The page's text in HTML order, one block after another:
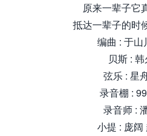
原来一辈子它
抵达一辈子的时
编曲 : 于山
贝斯 :
弦乐 : 星
录音棚 :
录音师 :
小提 : 庞阔